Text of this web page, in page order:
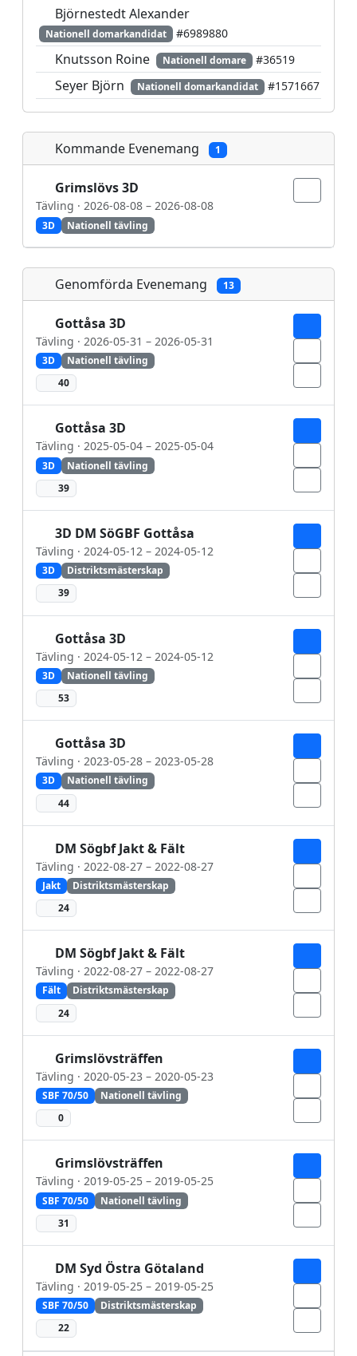
Oskarsson Jindapol Maya
Petersson Elvina#6141511
Petersson Tore #129484
Seyer Björn #1571667
Seyer Harry#5214928
Ström Elvira#7300237
Ström Erik#7294998
Vinterfrost Ebbot
Wilhelmsson Emil
Björnestedt Alexander
Nationell domarkandidat #6989880
Knutsson Roine Nationell domare #36519
Seyer Björn Nationell domarkandidat #1571667
Kommande Evenemang 1
Grimslövs 3D
Tävling · 2026-08-08 – 2026-08-08
3D Nationell tävling
Genomförda Evenemang 13
Gottåsa 3D
Tävling · 2026-05-31 – 2026-05-31
3D
Nationell tävling
40
Gottåsa 3D
Tävling · 2025-05-04 – 2025-05-04
3D
Nationell tävling
39
3D DM SöGBF Gottåsa
Tävling · 2024-05-12 – 2024-05-12
3D
Distriktsmästerskap
39
Gottåsa 3D
Tävling · 2024-05-12 – 2024-05-12
3D
Nationell tävling
53
Gottåsa 3D
Tävling · 2023-05-28 – 2023-05-28
3D
Nationell tävling
44
DM Sögbf Jakt & Fält
Tävling · 2022-08-27 – 2022-08-27
Jakt
Distriktsmästerskap
24
DM Sögbf Jakt & Fält
Tävling · 2022-08-27 – 2022-08-27
Fält
Distriktsmästerskap
24
Grimslövsträffen
Tävling · 2020-05-23 – 2020-05-23
SBF 70/50
Nationell tävling
0
Grimslövsträffen
Tävling · 2019-05-25 – 2019-05-25
SBF 70/50
Nationell tävling
31
DM Syd Östra Götaland
Tävling · 2019-05-25 – 2019-05-25
SBF 70/50
Distriktsmästerskap
22